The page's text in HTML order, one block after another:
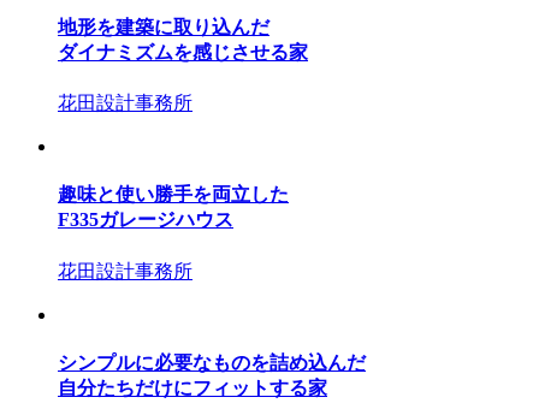
地形を建築に取り込んだ
ダイナミズムを感じさせる家
花田設計事務所
趣味と使い勝手を両立した
F335ガレージハウス
花田設計事務所
シンプルに必要なものを詰め込んだ
自分たちだけにフィットする家